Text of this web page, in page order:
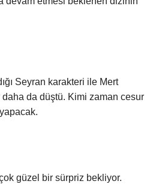
Seyran karakteri ile Mert
daha da düştü. Kimi zaman cesur
güzel bir sürpriz bekliyor.